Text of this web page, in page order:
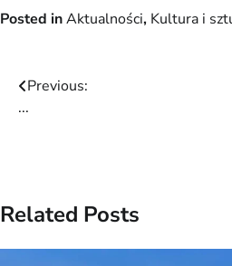
Posted inAktualności, Kultura i
Post
Previous:
...
Related Posts